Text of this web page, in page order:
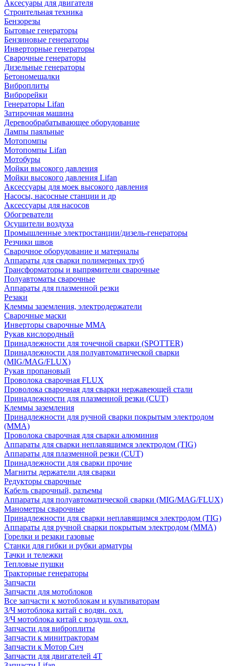
Аксесуары для двигателя
Строительная техника
Бензорезы
Бытовые генераторы
Бензиновые генераторы
Инверторные генераторы
Сварочные генераторы
Дизельные генераторы
Бетономешалки
Виброплиты
Виброрейки
Генераторы Lifan
Затирочная машина
Деревообрабатывающее оборудование
Лампы паяльные
Мотопомпы
Мотопомпы Lifan
Мотобуры
Мойки высокого давления
Мойки высокого давления Lifan
Аксессуары для моек высокого давления
Насосы, насосные станции и др
Аксессуары для насосов
Обогреватели
Осушители воздуха
Промышленные электростанции/дизель-генераторы
Резчики швов
Сварочное оборудование и материалы
Аппараты для сварки полимерных труб
Трансформаторы и выпрямители сварочные
Полуавтоматы сварочные
Аппараты для плазменной резки
Резаки
Клеммы заземления, электродержатели
Сварочные маски
Инверторы сварочные ММА
Рукав кислородный
Принадлежности для точечной сварки (SPOTTER)
Принадлежности для полуавтоматической сварки
(MIG/MAG/FLUX)
Рукав пропановый
Проволока сварочная FLUX
Проволока сварочная для сварки нержавеющей стали
Принадлежности для плазменной резки (CUT)
Клеммы заземления
Принадлежности для ручной сварки покрытым электродом
(MMA)
Проволока сварочная для сварки алюминия
Аппараты для сварки неплавящимся электродом (TIG)
Аппараты для плазменной резки (CUT)
Принадлежности для сварки прочие
Магниты держатели для сварки
Редукторы сварочные
Кабель сварочный, разъемы
Аппараты для полуавтоматической сварки (MIG/MAG/FLUX)
Манометры сварочные
Принадлежности для сварки неплавящимся электродом (TIG)
Аппараты для ручной сварки покрытым электродом (MMA)
Горелки и резаки газовые
Станки для гибки и рубки арматуры
Тачки и тележки
Тепловые пушки
Тракторные генераторы
Запчасти
Запчасти для мотоблоков
Все запчасти к мотоблокам и культиваторам
З/Ч мотоблока китай с водян. охл.
З/Ч мотоблока китай с воздуш. охл.
Запчасти для виброплиты
Запчасти к минитракторам
Запчасти к Мотор Сич
Запчасти для двигателей 4Т